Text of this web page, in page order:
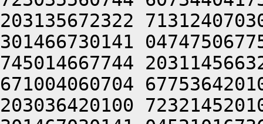
203135672322
301466730141
745014667744
671004060704
203036420100